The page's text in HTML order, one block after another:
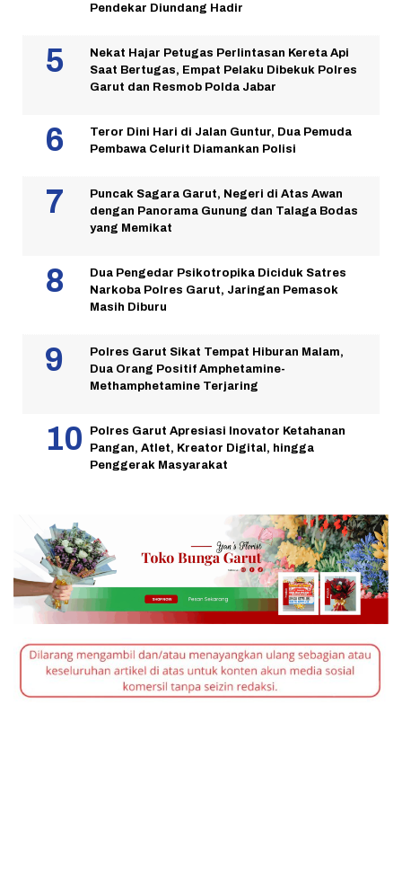
Pendekar Diundang Hadir
Nekat Hajar Petugas Perlintasan Kereta Api
Saat Bertugas, Empat Pelaku Dibekuk Polres
Garut dan Resmob Polda Jabar
Teror Dini Hari di Jalan Guntur, Dua Pemuda
Pembawa Celurit Diamankan Polisi
Puncak Sagara Garut, Negeri di Atas Awan
dengan Panorama Gunung dan Talaga Bodas
yang Memikat
Dua Pengedar Psikotropika Diciduk Satres
Narkoba Polres Garut, Jaringan Pemasok
Masih Diburu
Polres Garut Sikat Tempat Hiburan Malam,
Dua Orang Positif Amphetamine-
Methamphetamine Terjaring
Polres Garut Apresiasi Inovator Ketahanan
Pangan, Atlet, Kreator Digital, hingga
Penggerak Masyarakat